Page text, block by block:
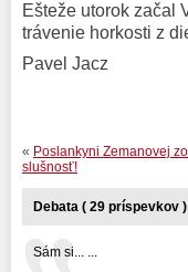
Ešteže utorok začal
trávenie horkosti z
Pavel Jacz
« Poslankyni Zemanovej
slušnosť!
Debata ( 29 príspevkov )
Sám si... ...